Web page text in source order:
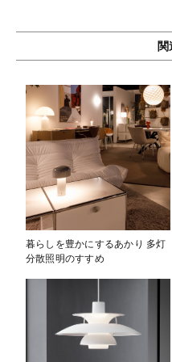
関
暮らしを豊かにするあかり 多灯
分散照明のすすめ